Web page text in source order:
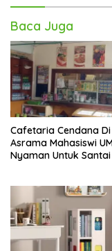
Baca Juga
Cafetaria Cendana Di
Asrama Mahasiswi
Nyaman Untuk Santai